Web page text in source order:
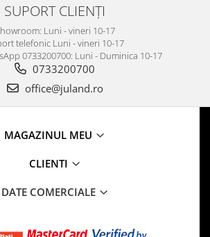
SUPORT CLIENȚI
Luni - vineri 10-17
telefonic Luni - vineri 10-17
0733200700: Luni - Duminica 10-17
0733200700
office@juland.ro
MAGAZINUL MEU
CLIENTI
DATE COMERCIALE